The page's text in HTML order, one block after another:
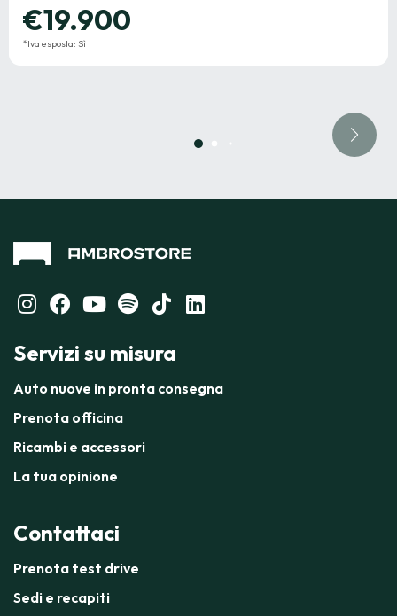
€19.900
*Iva esposta: Sì
Servizi su misura
Auto nuove in pronta consegna
Prenota officina
Ricambi e accessori
La tua opinione
Contattaci
Prenota test drive
Sedi e recapiti